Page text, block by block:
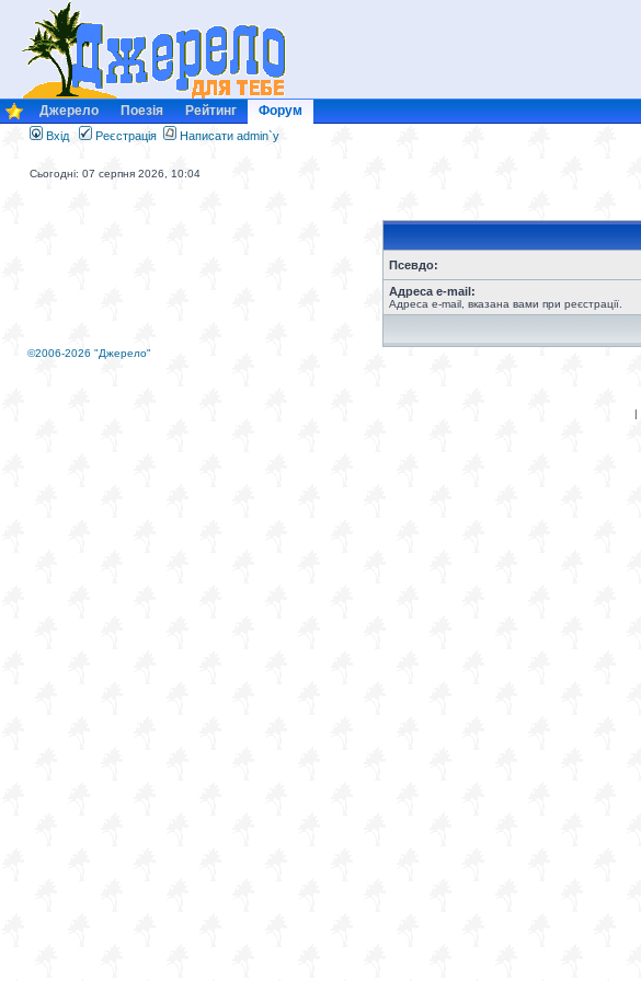
Джерело Поезія Рейтинг Форум
Вхід Реєстрація Написати admin`у
Сьогодні: 07 серпня 2026, 10:04
Псевдо:
Адреса e-mail:
Адреса e-mail, вказана вами при реєстрації.
©2006-2026 "Джерело"
|